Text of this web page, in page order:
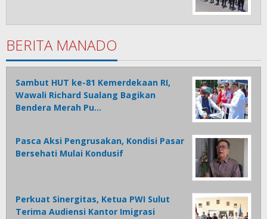
BERITA MANADO
Sambut HUT ke-81 Kemerdekaan RI,
Wawali Richard Sualang Bagikan
Bendera Merah Pu…
Pasca Aksi Pengrusakan, Kondisi Pasar
Bersehati Mulai Kondusif
Perkuat Sinergitas, Ketua PWI Sulut
Terima Audiensi Kantor Imigrasi